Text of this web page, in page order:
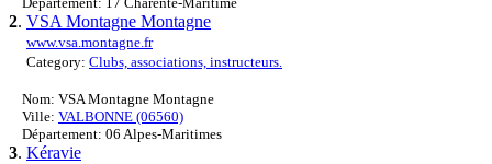
2. VSA Montagne Montagne
www.vsa.montagne.fr
Category: Clubs, associations, instructeurs.
Nom: VSA Montagne Montagne
Ville: VALBONNE (06560)
Département: 06 Alpes-Maritimes
3. Kéravie